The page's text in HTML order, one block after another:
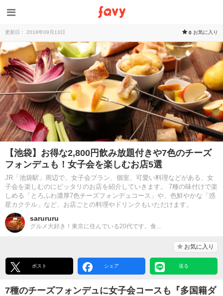
更新日： 2018年09月13日 0 お気に入り
【池袋】お得な2,800円飲み放題付きや7色のチーズ
フォンデュも！女子会を楽しむお店5選
JR「池袋駅」周辺で、女子会プラン、個室、可愛い料理などがある、女
子会を楽しむのにピッタリのお店を紹介していきます。 7種の味付けで楽
しめる「とろふわ濃厚7色チーズフォンデュコース」や、色鮮やかな「惑
星カクテル」など、お店ごとの料理やドリンクもいただけます。
sarururu
グルメ大好き！東京に住んでいる20代です。食...
お気に入り
ポスト シェア 送る
7種のチーズフォンデュに女子会コースも『多国籍ダ